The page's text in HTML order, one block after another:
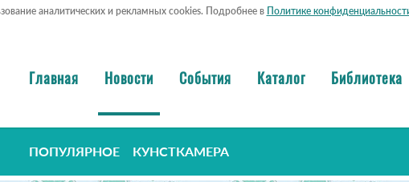
аналитических и рекламных cookies. Подробнее в Политике
Главная Новости События Каталог Библиотека
ПОПУЛЯРНОЕ КУНСТКАМЕРА